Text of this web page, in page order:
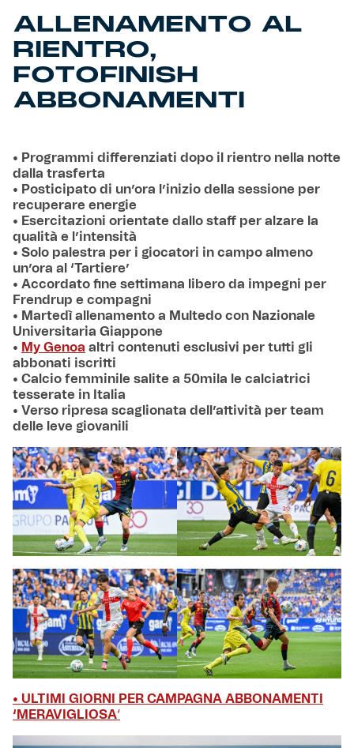
ALLENAMENTO AL
RIENTRO,
FOTOFINISH
ABBONAMENTI
• Programmi differenziati dopo il rientro nella notte
dalla trasferta
• Posticipato di un’ora l’inizio della sessione per
recuperare energie
• Esercitazioni orientate dallo staff per alzare la
qualità e l’intensità
• Solo palestra per i giocatori in campo almeno
un’ora al ‘Tartiere’
• Accordato fine settimana libero da impegni per
Frendrup e compagni
• Martedì allenamento a Multedo con Nazionale
Universitaria Giappone
• My Genoa altri contenuti esclusivi per tutti gli
abbonati iscritti
• Calcio femminile salite a 50mila le calciatrici
tesserate in Italia
• Verso ripresa scaglionata dell’attività per team
delle leve giovanili
• ULTIMI GIORNI PER CAMPAGNA ABBONAMENTI
‘MERAVIGLIOSA‘